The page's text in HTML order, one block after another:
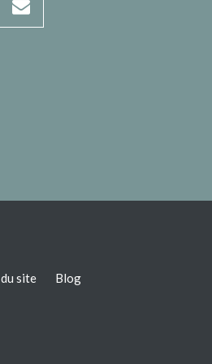
site Blog